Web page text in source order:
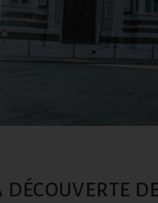
DÉCOUVERTE